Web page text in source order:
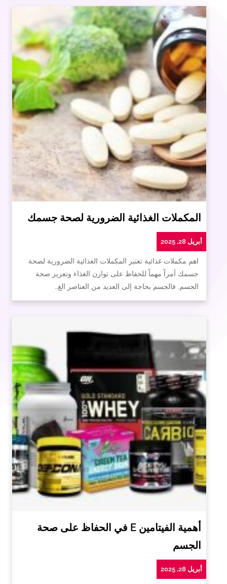
المكملات الغذائية الضرورية لصحة جسمك
أبريل 28, 2025
اهم مكملات غذائية تعتبر المكملات الغذائية الضرورية لصحة
جسمك أمراً مهماً للحفاظ على توازن الغذاء وتعزيز صحة
الجسم. فالجسم بحاجة إلى العديد من العناصر الغ…
أهمية الفيتامين E في الحفاظ على صحة
الجسم
أبريل 28, 2025